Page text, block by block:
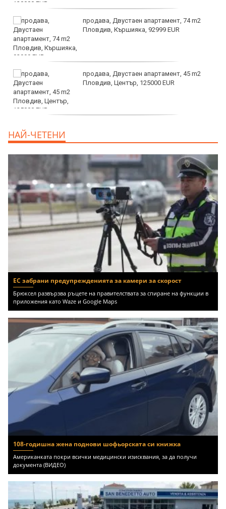
продава, Двустаен апартамент, 74 m2
Пловдив, Кършияка, 92999 EUR
продава, Двустаен апартамент, 45 m2
Пловдив, Център, 125000 EUR
НАЙ-ЧЕТЕНИ
ЕС забрани предупрежденията за камери за скорост
Брюксел развързва ръцете на правителствата за спиране на функции в
приложения като Waze и Google Maps
108-годишна жена поднови шофьорската си книжка
Американката покри всички медицински изисквания, за да получи
документа (ВИДЕО)